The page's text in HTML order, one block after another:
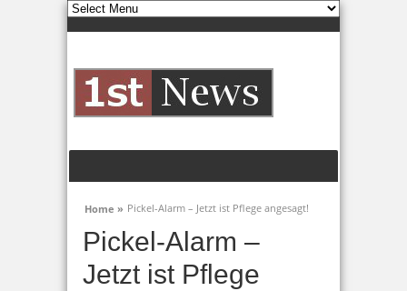
Home » Pickel-Alarm – Jetzt ist Pflege angesagt!
Pickel-Alarm –
Jetzt ist Pflege